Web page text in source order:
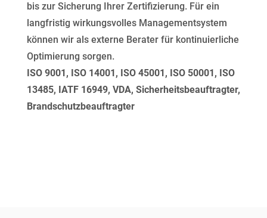
bis zur Sicherung Ihrer Zertifizierung. Für ein
langfristig wirkungsvolles Managementsystem
können wir als externe Berater für kontinuierliche
Optimierung sorgen.
ISO 9001, ISO 14001, ISO 45001, ISO 50001, ISO
13485, IATF 16949, VDA, Sicherheitsbeauftragter,
Brandschutzbeauftragter